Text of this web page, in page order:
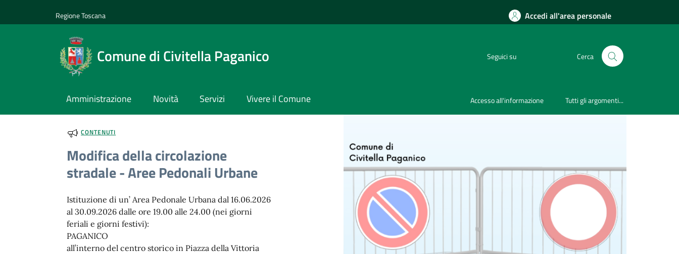
Regione Toscana Accedi all'area personale
Comune di Civitella Paganico Seguici su Cerca
Amministrazione Novità Servizi Vivere il Comune Accesso all'informazione Tutti gli argomenti...
CONTENUTI
Modifica della circolazione
stradale - Aree Pedonali Urbane
Istituzione di un’ Area Pedonale Urbana dal 16.06.2026
al 30.09.2026 dalle ore 19.00 alle 24.00 (nei giorni
feriali e giorni festivi):
PAGANICO
all’interno del centro storico in Piazza della Vittoria